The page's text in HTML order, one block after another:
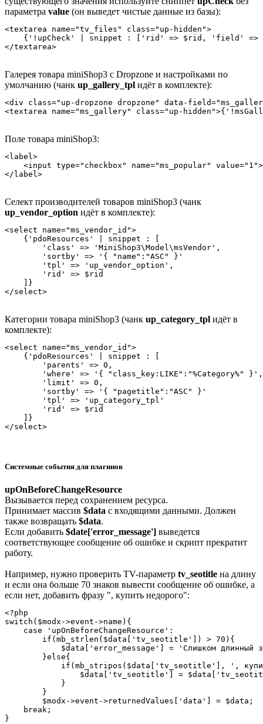
параметра value (он выведет чистые данные из базы):
<textarea name="tv_files" class="up-hidden">
{'!upCheck' | snippet : ['rid' => $rid, 'field' =>
</textarea>
Галерея товара miniShop3 с Dropzone и настройками по
умолчанию (чанк up_gallery_tpl идёт в комплекте):
<div class="up-dropzone dropzone" data-
<textarea name="ms_gallery" class="up-
Поле товара miniShop3:
<label>
<input type="checkbox" name="ms_popular"
</label>
Селект производителей товаров miniShop3 (чанк
up_vendor_option идёт в комплекте):
<select name="ms_vendor_id">
    {'pdoResources' | snippet : [
        'class' => 'MiniShop3\Model\msVendor',
        'sortby' => '{ "name":"ASC" }'
        'tpl' => 'up_vendor_option',
        'rid' => $rid
    ]}
</select>
Категории товара miniShop3 (чанк up_category_tpl идёт в
комплекте):
<select name="ms_vendor_id">
    {'pdoResources' | snippet : [
        'parents' => 0,
        'where' => '{ "class_key:LIKE":"%Category%" }',
        'limit' => 0,
        'sortby' => '{ "pagetitle":"ASC" }'
        'tpl' => 'up_category_tpl'
        'rid' => $rid
    ]}
</select>
Системные события для плагинов
upOnBeforeChangeResource
Вызывается перед сохранением ресурса.
Принимает массив $data с входящими данными. Должен
также возвращать $data.
Если добавить $date['error_message'] выведется
соответствующее сообщение об ошибке и скрипт прекратит
работу.
Например, нужно проверить TV-параметр tv_seotitle на длину
и если она больше 70 знаков вывести сообщение об ошибке, а
если нет, добавить фразу ", купить недорого":
<?php
switch($modx->event->name){
    case 'upOnBeforeChangeResource':
        if(mb_strlen($data['tv_seotitle']) > 70){
$data['error_message'] = 'Слишком длинный
        }else{
if(mb_stripos($data['tv_seotitle'], ',
$data['tv_seotitle'] =
            }
        }
        $modx->event->returnedValues['data'] = $data;
    break;
}